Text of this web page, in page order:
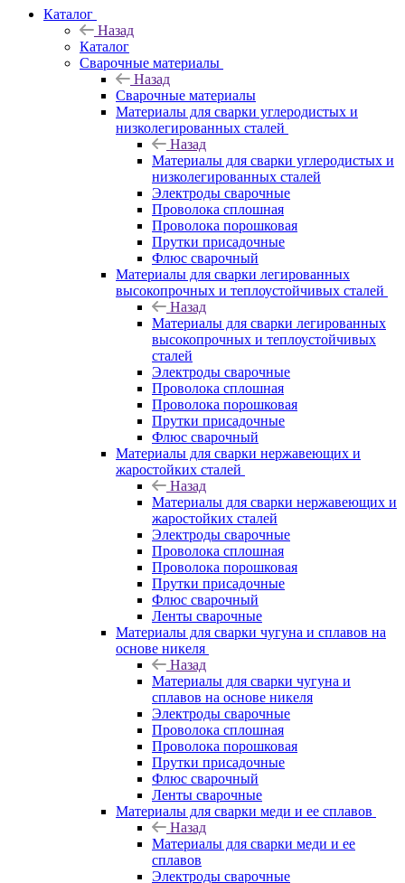
Каталог
Назад
Каталог
Сварочные материалы
Назад
Сварочные материалы
Материалы для сварки углеродистых и
низколегированных сталей
Назад
Материалы для сварки углеродистых и
низколегированных сталей
Электроды сварочные
Проволока сплошная
Проволока порошковая
Прутки присадочные
Флюс сварочный
Материалы для сварки легированных
высокопрочных и теплоустойчивых сталей
Назад
Материалы для сварки легированных
высокопрочных и теплоустойчивых
сталей
Электроды сварочные
Проволока сплошная
Проволока порошковая
Прутки присадочные
Флюс сварочный
Материалы для сварки нержавеющих и
жаростойких сталей
Назад
Материалы для сварки нержавеющих и
жаростойких сталей
Электроды сварочные
Проволока сплошная
Проволока порошковая
Прутки присадочные
Флюс сварочный
Ленты сварочные
Материалы для сварки чугуна и сплавов на
основе никеля
Назад
Материалы для сварки чугуна и
сплавов на основе никеля
Электроды сварочные
Проволока сплошная
Проволока порошковая
Прутки присадочные
Флюс сварочный
Ленты сварочные
Материалы для сварки меди и ее сплавов
Назад
Материалы для сварки меди и ее
сплавов
Электроды сварочные